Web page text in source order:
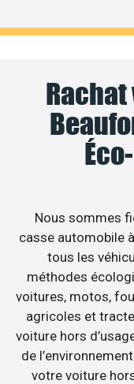
Nous sommes
casse automobile
tous les
méthodes
voitures, motos,
agricoles et
voiture hors
de
votre voiture